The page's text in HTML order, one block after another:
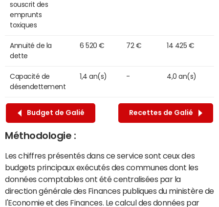
souscrit des
emprunts
toxiques
Annuité de la
dette
6 520 € 72 € 14 425 €
Capacité de
désendettement
1,4 an(s) - 4,0 an(s)
Budget de Galié Recettes de Galié
Méthodologie :
Les chiffres présentés dans ce service sont ceux des
budgets principaux exécutés des communes dont les
données comptables ont été centralisées par la
direction générale des Finances publiques du ministère de
l'Economie et des Finances. Le calcul des données par